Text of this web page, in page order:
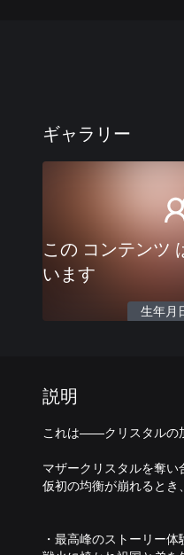
ギャラリー
この コンテンツ
います
生年月
説明
これは——クリスタルの
マザークリスタルを奪
仮初の均衡が崩れるとき
・最高峰のストーリー体